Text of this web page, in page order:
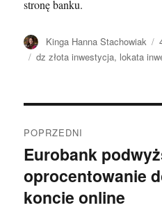
stronę banku.
Autor
Kinga Hanna Stachowiak
Tagi
dz złota inwestycja, lokata
wpisu
POPRZEDNI
Poprzedni
wpis:
Eurobank
oprocentowanie
koncie online